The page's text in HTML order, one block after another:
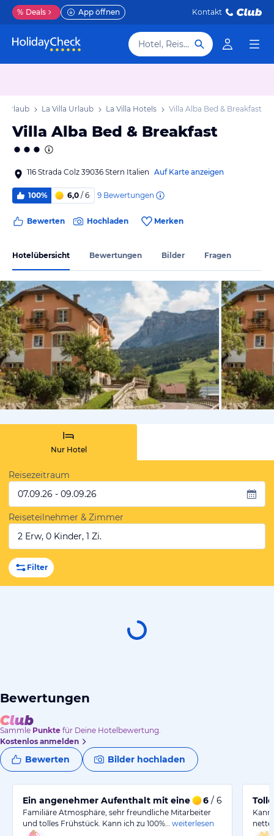
% Deals App öffnen Kontakt
Hotel, Reiseziel
Urlaub La Villa Urlaub La Villa Hotels Villa Alba Bed & Breakfast
Villa Alba Bed & Breakfast
116 Strada Colz 39036 Stern Italien Auf Karte anzeigen
100% 6,0 / 6 9 Bewertungen
Bewerten Hochladen Merken
Hotelübersicht Bewertungen Bilder Fragen
vom
Nur Hotel
Reisezeitraum
07.09.26 - 09.09.26
Reiseteilnehmer & Zimmer
2 Erw, 0 Kinder, 1 Zi.
Filter
Bewertungen
Sammle Punkte für Deine Hotelbewertung.
Kostenlos anmelden
Bewerten Bilder hochladen
Ein angenehmer Aufenthalt mit einem tollen
6 / 6
Familiäre Atmosphäre, sehr freundliche Mitarbeiter
und tolles Frühstück. Kann ich zu 100%…
weiterlesen